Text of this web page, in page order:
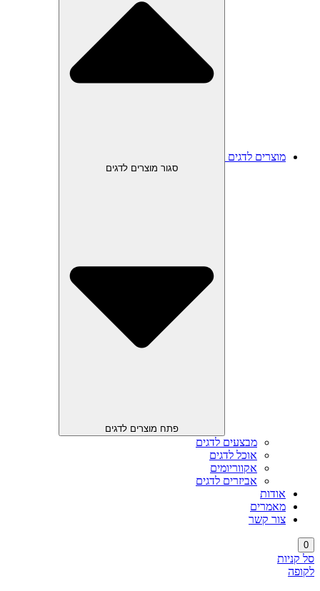
מוצרים לדגים
סגור מוצרים לדגים
פתח מוצרים לדגים
מבצעים לדגים
אוכל לדגים
אקווריומים
אביזרים לדגים
אודות
מאמרים
צור קשר
0
סל קניות
לקופה